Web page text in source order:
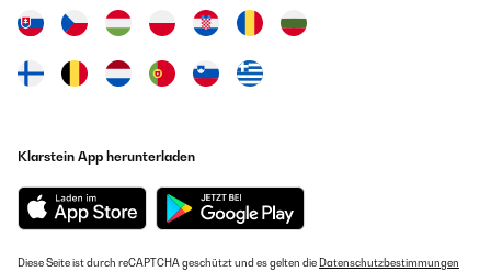
Klarstein App herunterladen
Diese Seite ist durch reCAPTCHA geschützt und es gelten die Datenschutzbestimmungen